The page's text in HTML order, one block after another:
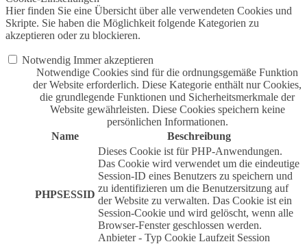
Hier finden Sie eine Übersicht über alle verwendeten Cookies und
Skripte. Sie haben die Möglichkeit folgende Kategorien zu
akzeptieren oder zu blockieren.
Notwendig Immer akzeptieren
Notwendige Cookies sind für die ordnungsgemäße Funktion
der Website erforderlich. Diese Kategorie enthält nur Cookies,
die grundlegende Funktionen und Sicherheitsmerkmale der
Website gewährleisten. Diese Cookies speichern keine
persönlichen Informationen.
Name
Beschreibung
PHPSESSID
Dieses Cookie ist für PHP-Anwendungen.
Das Cookie wird verwendet um die eindeutige
Session-ID eines Benutzers zu speichern und
zu identifizieren um die Benutzersitzung auf
der Website zu verwalten. Das Cookie ist ein
Session-Cookie und wird gelöscht, wenn alle
Browser-Fenster geschlossen werden.
Anbieter - Typ Cookie Laufzeit Session